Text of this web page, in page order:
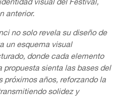
anterior.
no solo revela su diseño de
un esquema visual
donde cada elemento
propuesta sienta las bases del
próximos años, reforzando la
solidez y